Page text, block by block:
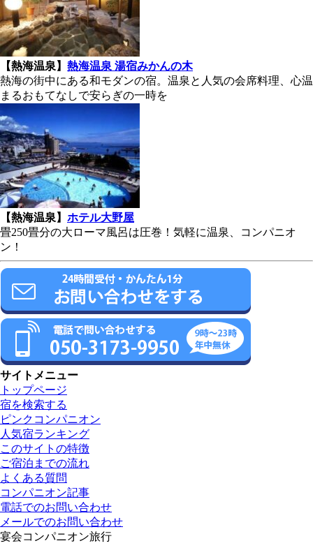
【熱海温泉】 熱海温泉 湯宿みかんの木
熱海の街中にある和モダンの宿。温泉と人気の会席料理、心温
まるおもてなしで安らぎの一時を
【熱海温泉】 ホテル大野屋
畳250畳分の大ローマ風呂は圧巻！気軽に温泉、コンパニオ
ン！
サイトメニュー
トップページ
宿を検索する
ピンクコンパニオン
人気宿ランキング
このサイトの特徴
ご宿泊までの流れ
よくある質問
コンパニオン記事
電話でのお問い合わせ
メールでのお問い合わせ
宴会コンパニオン旅行